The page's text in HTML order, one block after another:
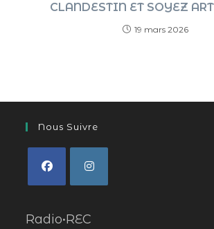
CLANDESTIN ET SOYEZ
19 mars 2026
Nous Suivre
Radio•REC